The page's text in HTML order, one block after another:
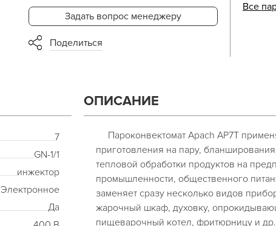
Задать вопрос менеджеру
Поделиться
Все
7
GN-1/1
инжектор
Электронное
Да
ОПИСАНИЕ
Пароконвектомат Apach AP7T
приготовления на пару,
тепловой обработки продуктов на
промышленности, общественного
заменяет сразу несколько видов
жарочный шкаф, духовку,
пищеварочный котел, фритюрницу и